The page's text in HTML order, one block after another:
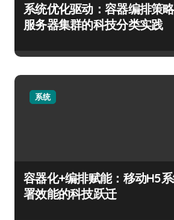
系统优化驱动：容器编排策
服务器集群的科技分类实践
系统
容器化+编排赋能：移动H5
署效能的科技跃迁